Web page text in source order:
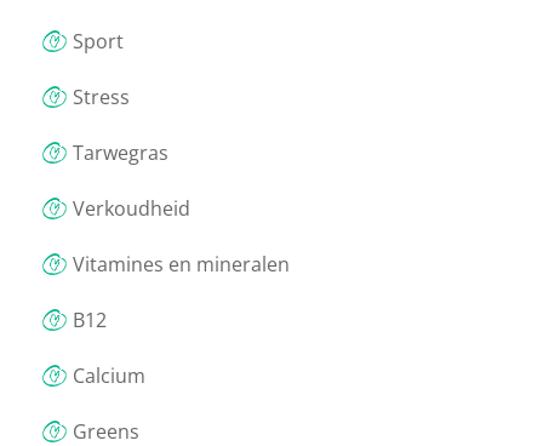
Sport
Stress
Tarwegras
Verkoudheid
Vitamines en mineralen
B12
Calcium
Greens